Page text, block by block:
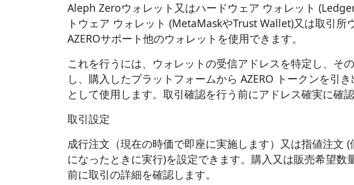
Aleph Zeroウォレット又はハードウェア ウォレット
トウェア ウォレット (MetaMaskやTrust Wallet)又は取引所
AZEROサポート他のウォレットを使用できます。
これを行うには、ウォレットの受信アドレスを特定し、そ
し、購入したプラットフォームから AZERO トークンを引
として使用します。取引確認を行う前にアドレス確実に確認
取引設定
成行注文（現在の時価で即座に実施します）又は指値注文
になったときに実行)を設定できます。購入又は販売希望数
前に取引の詳細を確認します。